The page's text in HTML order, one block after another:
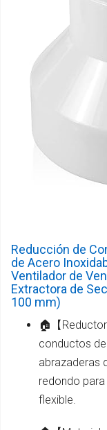
Reducción de
de Acero
Ventilador de
Extractora de
100 mm)
🏠【
conductos
abrazaderas
redondo
flexible.